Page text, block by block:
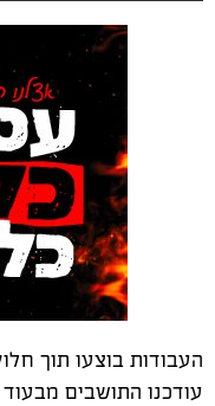
העבודות בוצעו תוך
עודכנו התושבים